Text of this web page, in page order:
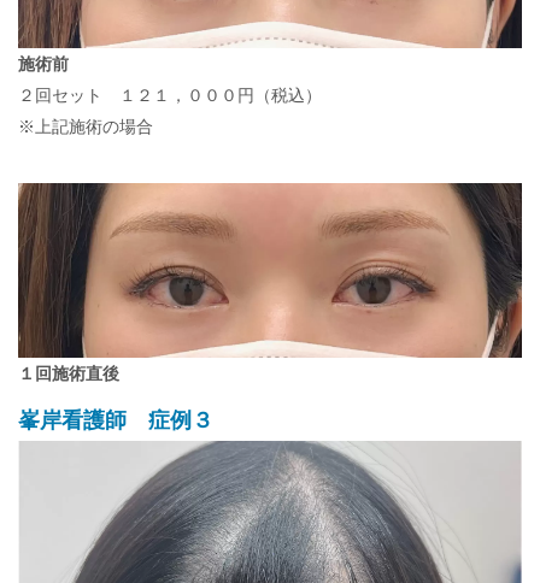
施術前
２回セット １２１，０００円（税込）
※上記施術の場合
１回施術直後
峯岸看護師 症例３